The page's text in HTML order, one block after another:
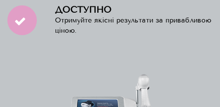
ДОСТУПНО
Отримуйте якісні результати за привабливою
ціною.